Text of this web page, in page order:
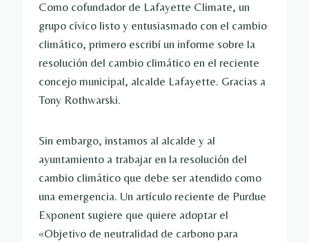
Como cofundador de Lafayette Climate, un
grupo cívico listo y entusiasmado con el cambio
climático, primero escribí un informe sobre la
resolución del cambio climático en el reciente
concejo municipal, alcalde Lafayette. Gracias a
Tony Rothwarski.
Sin embargo, instamos al alcalde y al
ayuntamiento a trabajar en la resolución del
cambio climático que debe ser atendido como
una emergencia. Un artículo reciente de Purdue
Exponent sugiere que quiere adoptar el
«Objetivo de neutralidad de carbono para